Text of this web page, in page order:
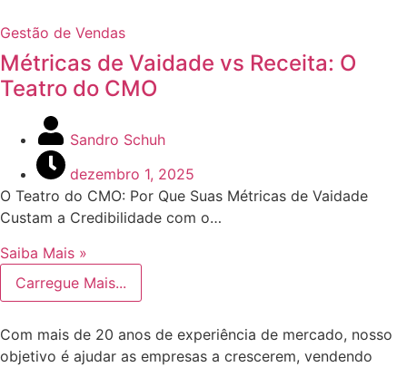
Gestão de Vendas
Métricas de Vaidade vs Receita: O
Teatro do CMO
Sandro Schuh
dezembro 1, 2025
O Teatro do CMO: Por Que Suas Métricas de Vaidade
Custam a Credibilidade com o…
Saiba Mais »
Carregue Mais...
Com mais de 20 anos de experiência de mercado, nosso
objetivo é ajudar as empresas a crescerem, vendendo